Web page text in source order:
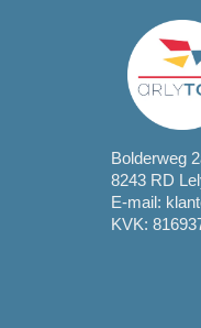
Bolderweg
8243 RD
E-mail:
KVK: